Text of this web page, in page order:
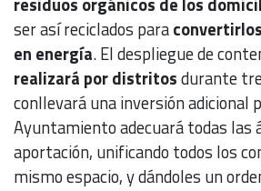
ser así reciclados para
en energía. El despliegue de
realizará por distritosdurante
conllevará una inversión adicional
Ayuntamiento adecuará todas las
aportación, unificando todos los
mismo espacio, y dándoles un